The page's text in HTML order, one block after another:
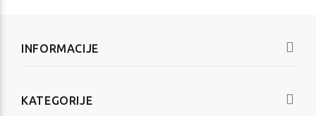
INFORMACIJE
KATEGORIJE